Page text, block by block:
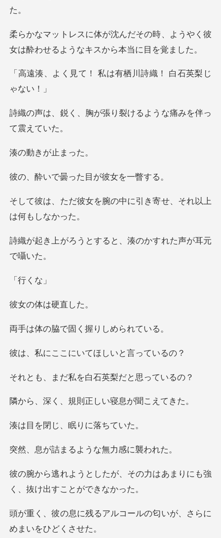
その時、ようやく彼
女は酔わせる
私は有栖川詩織！
が張り裂けるような痛
きが止
曇った目が彼
腕の中に引き寄せ、それ
とすると、湊のかす
行
体は硬
で固く握りし
にいてほしいと
私を白石英梨だ
規則正しい寝息
じ、眠りに
まるような無
、その力はあまりにも強
く、
アルコールの匂いが、さ